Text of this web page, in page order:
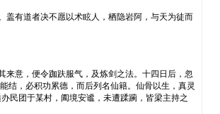
盖有道者决不愿以术眩人，栖隐岩阿，与天为徒而
意，便令跏趺服气，及炼剑之法。十四日后，忽
结，必积功累德，而后列名仙籍。仙骨以生，真灵
民团于某村，阖境安谧，未遭蹂躏，皆梁主持之